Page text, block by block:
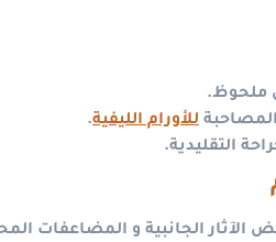
ملحوظ.
للأورام الليفية.
التقليدية.
الآثار الجانبية و المضاعفات